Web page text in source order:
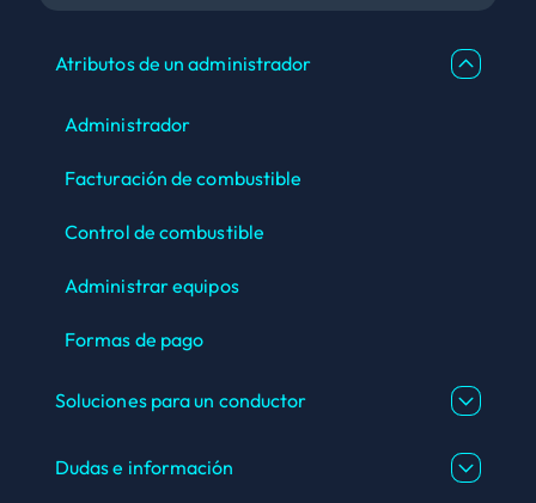
Atributos de un administrador
Administrador
Facturación de combustible
Control de combustible
Administrar equipos
Formas de pago
Soluciones para un conductor
Dudas e información